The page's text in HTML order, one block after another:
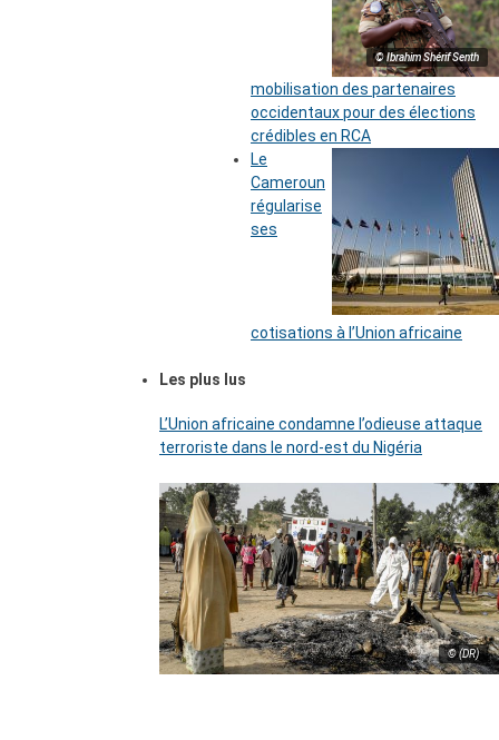
© Ibrahim Shérif Senth
mobilisation des partenaires
occidentaux pour des élections
crédibles en RCA
Le
Cameroun
régularise
ses
cotisations à l’Union africaine
Les plus lus
L’Union africaine condamne l’odieuse attaque
terroriste dans le nord-est du Nigéria
© (DR)